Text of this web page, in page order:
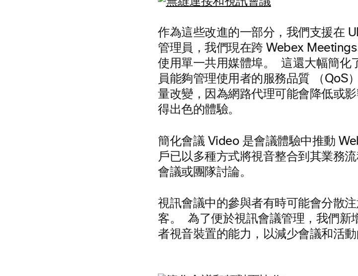
作為這些改進的一部分，我們支援在
管理員，我們現在跨 Webex
使用單一共用媒體埠。 這還大幅簡化
員能夠管理使用者的服務品質 （QoS
量改變，因為網路代理可能會降低或
得出色的體驗。
簡化會議 Video 是會議體驗中推動
戶已以多種方式將視音整合到其業務
會議或團隊討論。
視訊會議中的參與者有時可能會分散
客。 為了便於視訊會議管理，我們新
者視音裝置的能力，以減少會議和活動